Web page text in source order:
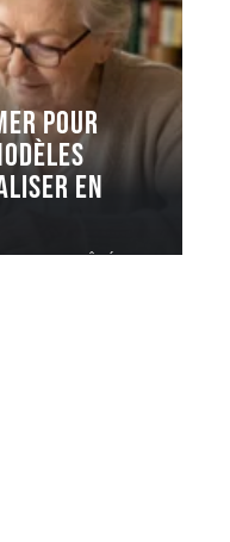
Pour
en
âgées